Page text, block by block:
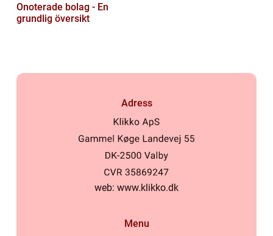
Onoterade bolag - En
grundlig översikt
Adress
web: www.klikko.dk
Menu